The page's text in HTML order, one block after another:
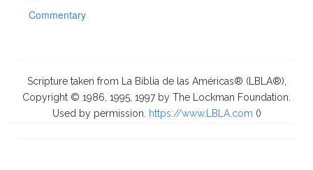
Commentary
Scripture taken from La Biblia de las Américas® (LBLA®),
Copyright © 1986, 1995, 1997 by The Lockman Foundation.
Used by permission.
https://www.LBLA.com ()